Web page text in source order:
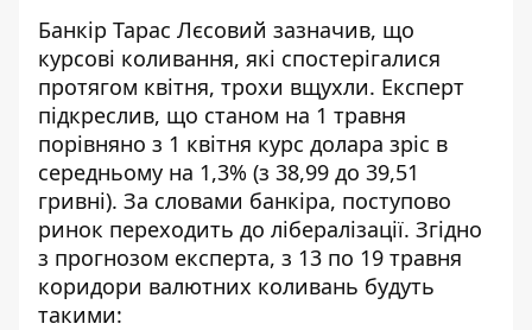
Банкір Тарас Лєсовий зазначив, що
курсові коливання, які спостерігалися
протягом квітня, трохи вщухли. Експерт
підкреслив, що станом на 1 травня
порівняно з 1 квітня курс долара зріс в
середньому на 1,3% (з 38,99 до 39,51
гривні). За словами банкіра, поступово
ринок переходить до лібералізації. Згідно
з прогнозом експерта, з 13 по 19 травня
коридори валютних коливань будуть
такими: